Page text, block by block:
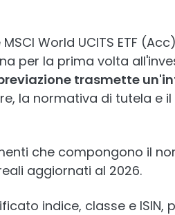
World UCITS ETF
per la prima volta
trasmette
la normativa di tutela e
che compongono il
aggiornati al 2026.
indice, classe e ISIN,